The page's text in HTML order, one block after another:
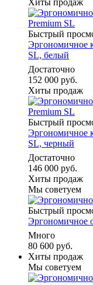
Хиты продаж
Быстрый
Эргономичное
SL, белый
Достаточно
152 000 руб.
Хиты продаж
Быстрый
Эргономичное
SL, черный
Достаточно
146 000 руб.
Хиты продаж
Мы советуем
Быстрый
Эргономичное
Много
80 600 руб.
Хиты продаж
Мы советуем